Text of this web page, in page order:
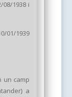
08/1938 i
01/1939
un camp
a